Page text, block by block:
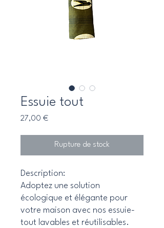
Essuie tout
27,00 €Prix
Rupture de stock
Description:
Adoptez une solution
écologique et élégante pour
votre maison avec nos essuie-
tout lavables et réutilisables.